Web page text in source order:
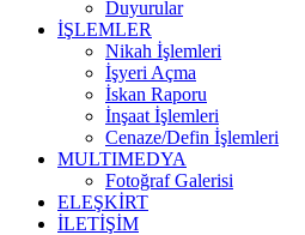
Duyurular
İŞLEMLER
Nikah İşlemleri
İşyeri Açma
İskan Raporu
İnşaat İşlemleri
Cenaze/Defin İşlemleri
MULTIMEDYA
Fotoğraf Galerisi
ELEŞKİRT
İLETİŞİM